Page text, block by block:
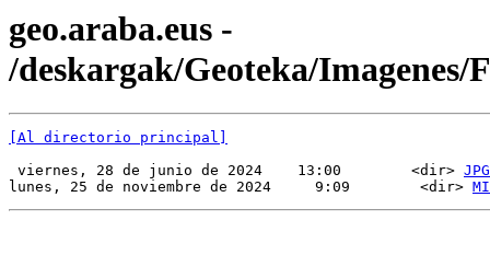
geo.araba.eus -
/deskargak/Geoteka/Imagenes/
[Al directorio principal]
viernes, 28 de junio de 2024    13:00        <dir> JPG
lunes, 25 de noviembre de 2024     9:09        <dir>